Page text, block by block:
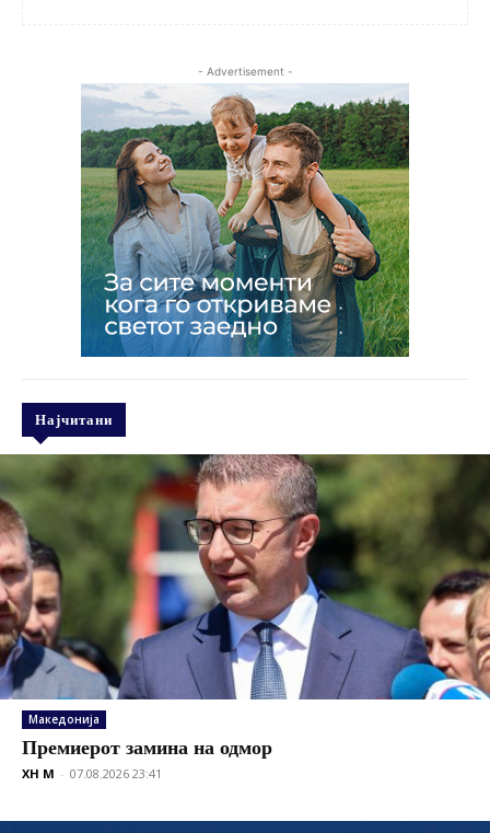
- Advertisement -
Најчитани
Македонија
Премиерот замина на одмор
XH M - 07.08.2026 23:41